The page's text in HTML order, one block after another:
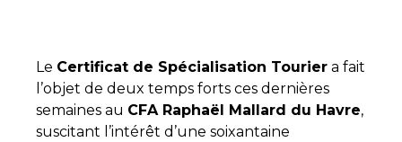
Le Certificat de Spécialisation Tourier a fait
l’objet de deux temps forts ces dernières
semaines au CFA Raphaël Mallard du Havre,
suscitant l’intérêt d’une soixantaine